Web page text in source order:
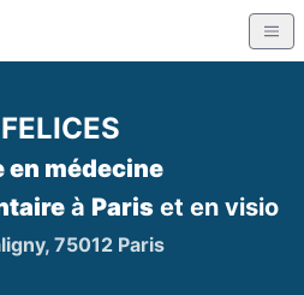
en médecine
à Pariset en visio
75012 Paris